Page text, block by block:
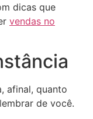
dicas que
vendas no
afinal, quanto
de você.